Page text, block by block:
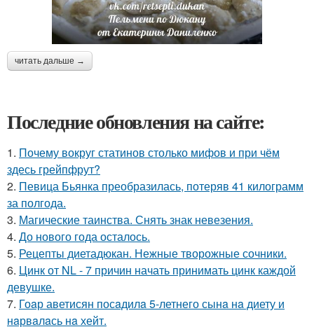
читать дальше →
Последние обновления на сайте:
1. Почему вокруг статинов столько мифов и при чём
здесь грейпфрут?
2. Певица Бьянка преобразилась, потеряв 41 килограмм
за полгода.
3. Магические таинства. Снять знак невезения.
4. До нового года осталось.
5. Рецепты диетадюкан. Нежные творожные сочники.
6. Цинк от NL - 7 причин начать принимать цинк каждой
девушке.
7. Гоaр аветисян посaдилa 5-летнего сынa нa диету и
нaрвaлaсь нa хейт.